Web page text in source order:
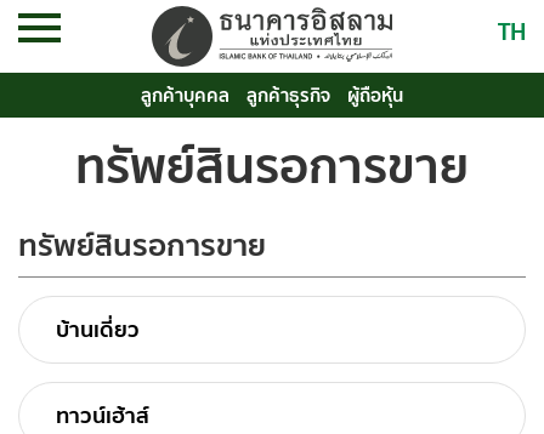
TH
ลูกค้าบุคคล ลูกค้าธุรกิจ ผู้ถือหุ้น
ทรัพย์สินรอการขาย
ทรัพย์สินรอการขาย
บ้านเดี่ยว
ทาวน์เฮ้าส์